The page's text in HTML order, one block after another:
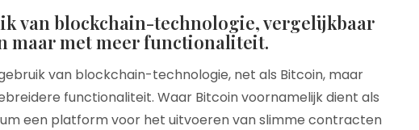
van blockchain-technologie, vergelijkbaar
maar met meer functionaliteit.
van blockchain-technologie, net als Bitcoin, maar
functionaliteit. Waar Bitcoin voornamelijk dient als
een platform voor het uitvoeren van slimme contracten